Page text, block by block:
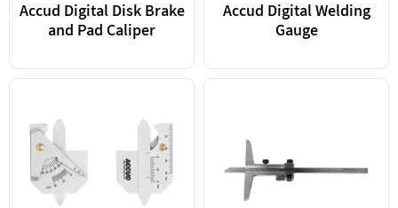
Accud Digital Disk Brake
and Pad Caliper
Accud Digital Welding
Gauge